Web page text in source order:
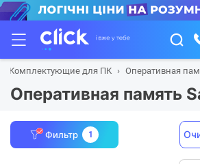
Комплектующие для ПК Оперативная
Оперативная память
Фильтр 1